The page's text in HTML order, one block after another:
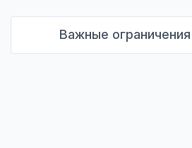
Важные ограничения